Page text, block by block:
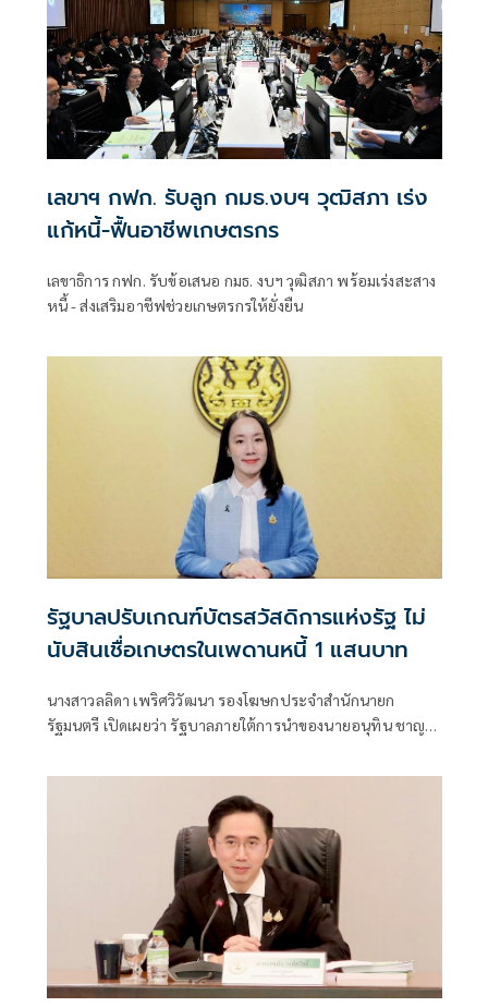
เลขาฯ กฟก. รับลูก กมธ.งบฯ วุฒิสภา เร่ง
แก้หนี้-ฟื้นอาชีพเกษตรกร
เลขาธิการ กฟก. รับข้อเสนอ กมธ. งบฯ วุฒิสภา พร้อมเร่งสะสาง
หนี้ - ส่งเสริมอาชีฟช่วยเกษตรกรให้ยั่งยืน
รัฐบาลปรับเกณฑ์บัตรสวัสดิการแห่งรัฐ ไม่
นับสินเชื่อเกษตรในเพดานหนี้ 1 แสนบาท
นางสาวลลิดา เพริศวิวัฒนา รองโฆษกประจำสำนักนายก
รัฐมนตรี เปิดเผยว่า รัฐบาลภายใต้การนำของนายอนุทิน ชาญวีร
อย่างต่อเนื่อง โดยคณะรัฐมนตรีได้เห็นชอบการปรับปรุงหลัก
เกณฑ์โครงการลงทะเบียนเพื่อสวัสดิการแห่งรัฐ ปี 2569